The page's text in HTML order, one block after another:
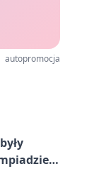
autopromocja